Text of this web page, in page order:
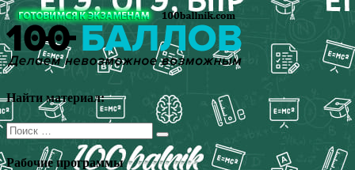
Перейти
к
содержимому
Найти материал:
Поиск
для:
Рабочие программы